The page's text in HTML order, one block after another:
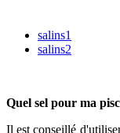
salins1
salins2
Quel sel pour ma
Il est conseillé